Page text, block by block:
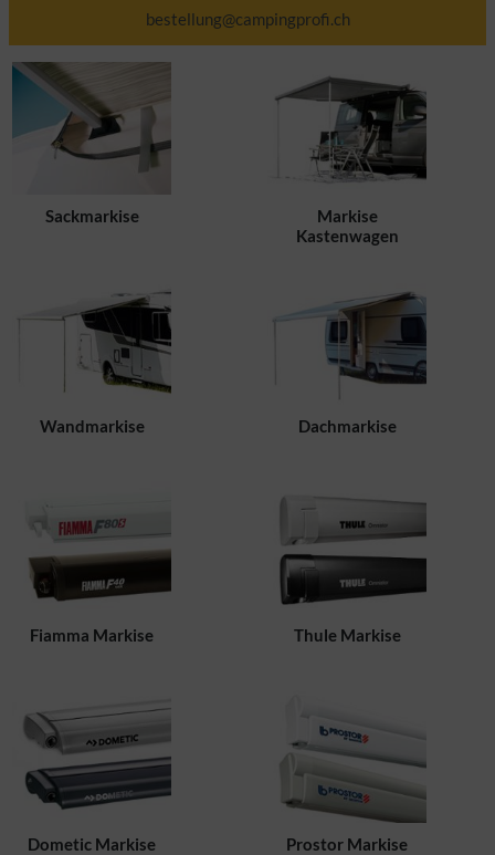
bestellung@campingprofi.ch
Sackmarkise
Markise
Kastenwagen
Wandmarkise Dachmarkise
Fiamma Markise Thule Markise
Dometic Markise Prostor Markise